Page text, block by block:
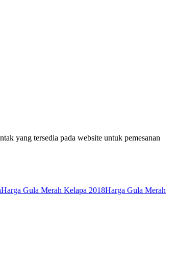
yang tersedia pada website untuk pemesanan
Harga Gula Merah Kelapa 2018Harga Gula Merah